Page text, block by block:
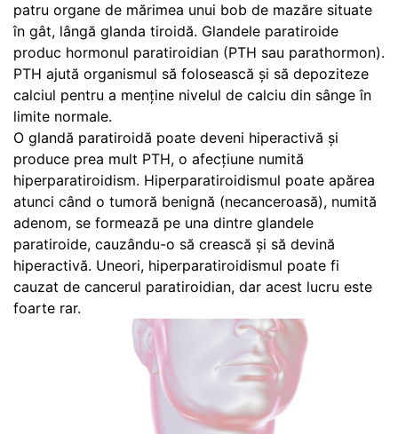
patru organe de mărimea unui bob de mazăre situate
în gât, lângă glanda tiroidă. Glandele paratiroide
produc hormonul paratiroidian (PTH sau parathormon).
PTH ajută organismul să folosească și să depoziteze
calciul pentru a menține nivelul de calciu din sânge în
limite normale.
O glandă paratiroidă poate deveni hiperactivă și
produce prea mult PTH, o afecțiune numită
hiperparatiroidism. Hiperparatiroidismul poate apărea
atunci când o tumoră benignă (necanceroasă), numită
adenom, se formează pe una dintre glandele
paratiroide, cauzându-o să crească și să devină
hiperactivă. Uneori, hiperparatiroidismul poate fi
cauzat de cancerul paratiroidian, dar acest lucru este
foarte rar.